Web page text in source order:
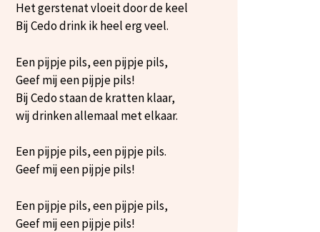
Het gerstenat vloeit door de keel
Bij Cedo drink ik heel erg veel.
Een pijpje pils, een pijpje pils,
Geef mij een pijpje pils!
Bij Cedo staan de kratten klaar,
wij drinken allemaal met elkaar.
Een pijpje pils, een pijpje pils.
Geef mij een pijpje pils!
Een pijpje pils, een pijpje pils,
Geef mij een pijpje pils!